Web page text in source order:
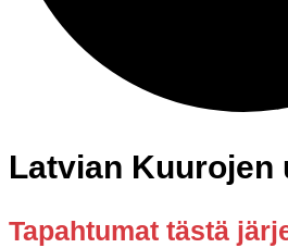
Latvian
Tapahtumat tästä